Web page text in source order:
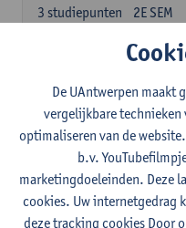
2E SEM
3 studiepunten
Spaans: verplichte
El concepto de
XXI)
1E SEM
studiepunten
Lesgever(s):
Rafael
Vertalen Spaans-
De UAntwerpen maakt
vergelijkbare
optimaliseren van de
b.v.
marketingdoeleinden. Deze
cookies. Uw internetgedrag
deze tracking cookies Door